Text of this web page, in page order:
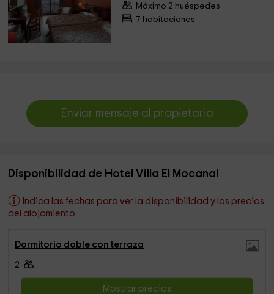
Máximo 2 huéspedes
7 habitaciones
Enviar mensaje al propietario
Disponibilidad de Hotel Villa El Mocanal
Indica las fechas para ver la disponibilidad y los precios
del alojamiento
Dormitorio doble con terraza
2
Mostrar precios